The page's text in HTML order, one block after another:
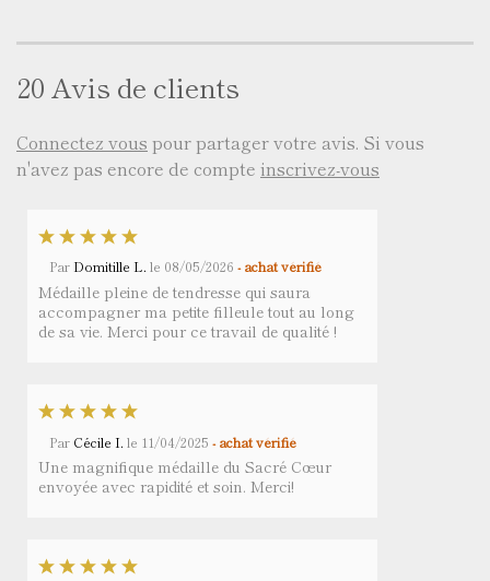
20 Avis de clients
Connectez vous pour partager votre avis. Si vous
n'avez pas encore de compte inscrivez-vous
Par Domitille L. le 08/05/2026 - achat vérifié
Médaille pleine de tendresse qui saura
accompagner ma petite filleule tout au long
de sa vie. Merci pour ce travail de qualité !
Par Cécile I. le 11/04/2025 - achat vérifié
Une magnifique médaille du Sacré Cœur
envoyée avec rapidité et soin. Merci!